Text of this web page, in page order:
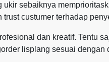
sebaiknya
custumer terhadap
dan kreatif. Tentu
lisplang sesuai dengan